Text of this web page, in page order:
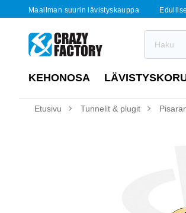
Maailman suurin lävistyskauppa
KEHONOSA
Etusivu Tunnelit & plugit